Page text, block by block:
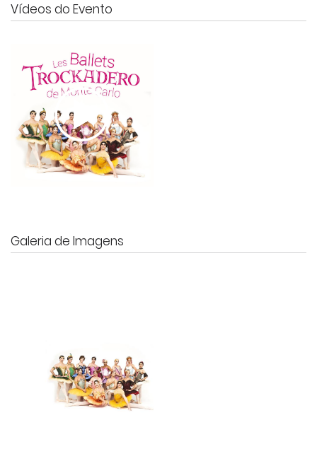
Vídeos do Evento
Galeria de Imagens